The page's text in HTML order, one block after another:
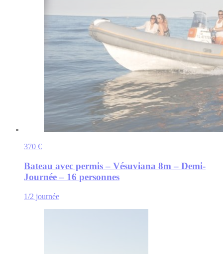
370 €
Bateau avec permis – Vésuviana 8m – Demi-
Journée – 16 personnes
1/2 journée